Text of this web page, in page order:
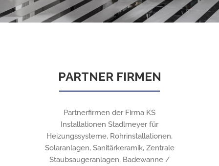
PARTNER FIRMEN
Partnerfirmen der Firma KS
Installationen Stadlmeyer für
Heizungssysteme, Rohrinstallationen,
Solaranlagen, Sanitärkeramik, Zentrale
Staubsaugeranlagen, Badewanne /